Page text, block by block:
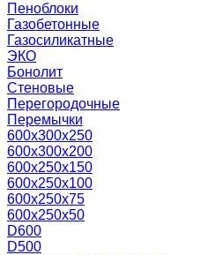
Пеноблоки
Газобетонные
Газосиликатные
ЭКО
Бонолит
Стеновые
Перегородочные
Перемычки
600х300х250
600х300х200
600х250х150
600х250х100
600х250х75
600х250х50
D600
D500